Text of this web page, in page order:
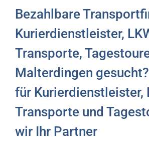
Bezahlbare
Kurierdienstleister,
Transporte,
Malterdingen
für Kurierdienstleister,
Transporte und
wir Ihr Partner